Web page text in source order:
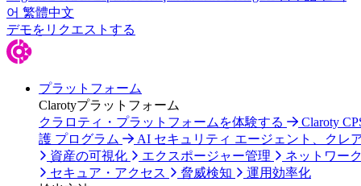
어 繁體中文
デモをリクエストする
プラットフォーム
Clarotyプラットフォーム
クラロティ・プラットフォームを体験する
Claroty
護 プログラム
AI セキュリティ エージェント、クレ
資産の可視化
エクスポージャー管理
ネットワー
セキュア・アクセス
脅威検知
運用効率化